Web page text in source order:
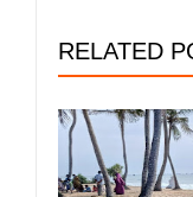
RELATED